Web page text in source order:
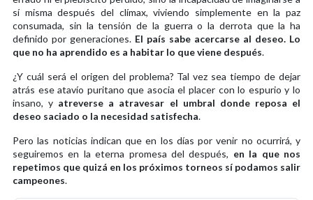
sí misma después del clímax, viviendo simplemente en la paz
consumada, sin la tensión de la guerra o la derrota que la ha
definido por generaciones. El país sabe acercarse al deseo. Lo
que no ha aprendido es a habitar lo que viene después.
¿Y cuál será el origen del problema? Tal vez sea tiempo de dejar
atrás ese atavío puritano que asocia el placer con lo espurio y lo
insano, y atreverse a atravesar el umbral donde reposa el
deseo saciado o la necesidad satisfecha.
Pero las noticias indican que en los días por venir no ocurrirá, y
seguiremos en la eterna promesa del después, en la que nos
repetimos que quizá en los próximos torneos sí podamos salir
campeones.